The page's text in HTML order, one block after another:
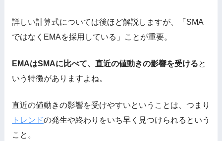
詳しい計算式については後ほど解説しますが、「SMA
ではなくEMAを採用している」ことが重要。
EMAはSMAに比べて、直近の値動きの影響を受けると
いう特徴がありますよね。
直近の値動きの影響を受けやすいということは、つまり
トレンドの発生や終わりをいち早く見つけられるという
こと。